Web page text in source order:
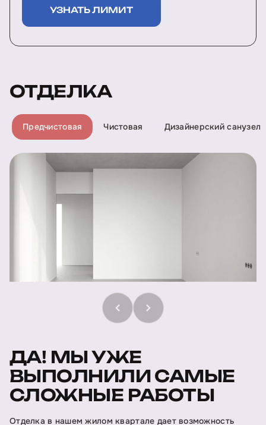
УЗНАТЬ ЛИМИТ
ОТДЕЛКА
Предчистовая Чистовая Дизайнерский санузел
ДА! МЫ УЖЕ
ВЫПОЛНИЛИ САМЫЕ
СЛОЖНЫЕ РАБОТЫ
Отделка в нашем жилом квартале дает возможность